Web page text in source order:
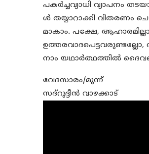
പകർച്ചവ്യാധി വ്യാപനം
ൾ തയ്യാറാക്കി വിതരണം
മാകാം. പക്ഷേ,
നാം യഥാർത്ഥത്തിൽ
വേദസാരം/മൂന്ന്
സദ്റുദ്ദീൻ വാഴക്കാട്